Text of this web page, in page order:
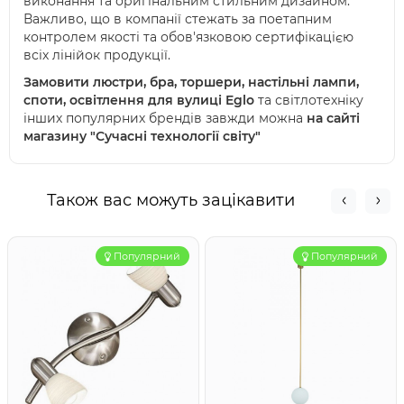
Важливо, що в компанії стежать за поетапним
контролем якості та обов'язковою сертифікацією
всіх лінійок продукції.
Замовити люстри, бра, торшери, настільні лампи,
споти, освітлення для вулиці Eglo та світлотехніку
інших популярних брендів завжди можна на сайті
магазину "Сучасні технології світу"
Також вас можуть зацікавити
Популярний Популярний